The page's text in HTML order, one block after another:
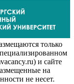
только
и сайте
на
не несет.